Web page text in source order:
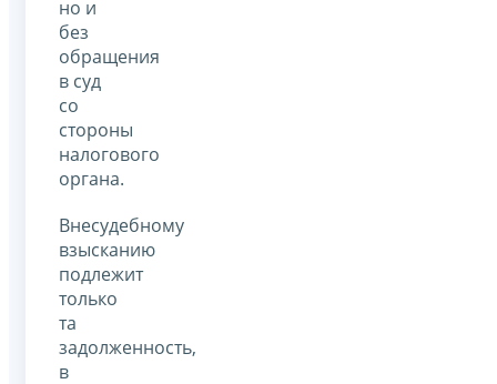
но и
без
обращения
в суд
со
стороны
налогового
органа.
Внесудебному
взысканию
подлежит
только
та
задолженность,
в